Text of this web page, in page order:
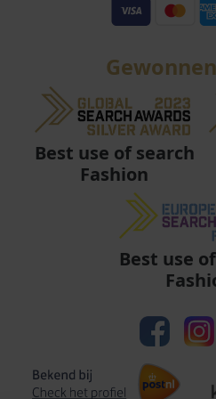
Best use of search
Fashion
Best use